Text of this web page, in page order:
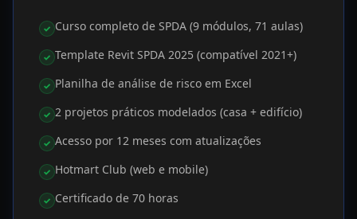
✓ Curso completo de SPDA (9 módulos, 71 aulas)
✓ Template Revit SPDA 2025 (compatível 2021+)
✓ Planilha de análise de risco em Excel
✓ 2 projetos práticos modelados (casa + edifício)
✓ Acesso por 12 meses com atualizações
✓ Hotmart Club (web e mobile)
✓ Certificado de 70 horas